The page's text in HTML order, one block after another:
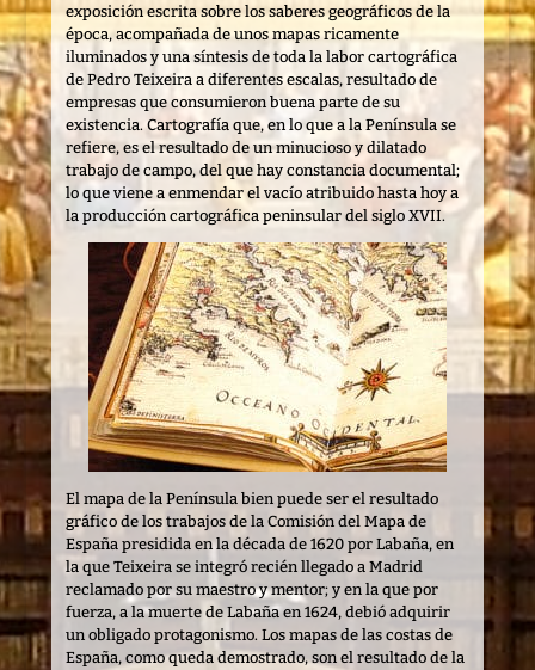
exposición escrita sobre los saberes geográficos de la
época, acompañada de unos mapas ricamente
iluminados y una síntesis de toda la labor cartográfica
de Pedro Teixeira a diferentes escalas, resultado de
empresas que consumieron buena parte de su
existencia. Cartografía que, en lo que a la Península se
refiere, es el resultado de un minucioso y dilatado
trabajo de campo, del que hay constancia documental;
lo que viene a enmendar el vacío atribuido hasta hoy a
la producción cartográfica peninsular del siglo XVII.
El mapa de la Península bien puede ser el resultado
gráfico de los trabajos de la Comisión del Mapa de
España presidida en la década de 1620 por Labaña, en
la que Teixeira se integró recién llegado a Madrid
reclamado por su maestro y mentor; y en la que por
fuerza, a la muerte de Labaña en 1624, debió adquirir
un obligado protagonismo. Los mapas de las costas de
España, como queda demostrado, son el resultado de la